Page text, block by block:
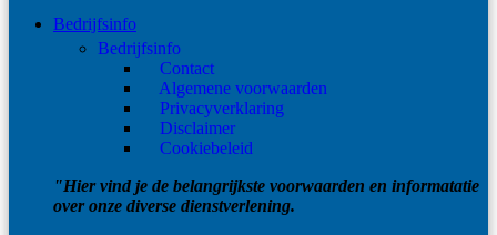
Bedrijfsinfo
Bedrijfsinfo
Contact
Algemene voorwaarden
Privacyverklaring
Disclaimer
Cookiebeleid
"Hier vind je de belangrijkste voorwaarden en informatatie
over onze diverse dienstverlening.